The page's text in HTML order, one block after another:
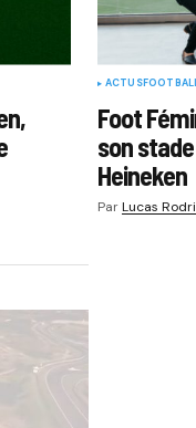
ACTUS
Foot
son
Heineken
ParLucas